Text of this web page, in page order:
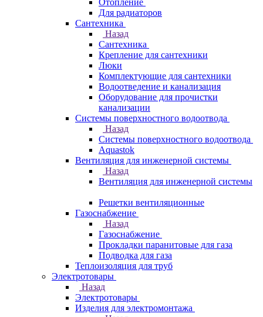
Отопление
Для радиаторов
Сантехника
Назад
Сантехника
Крепление для сантехники
Люки
Комплектующие для сантехники
Водоотведение и канализация
Оборудование для прочистки
канализации
Системы поверхностного водоотвода
Назад
Системы поверхностного водоотвода
Aquastok
Вентиляция для инженерной системы
Назад
Вентиляция для инженерной системы
Решетки вентиляционные
Газоснабжение
Назад
Газоснабжение
Прокладки паранитовые для газа
Подводка для газа
Теплоизоляция для труб
Электротовары
Назад
Электротовары
Изделия для электромонтажа